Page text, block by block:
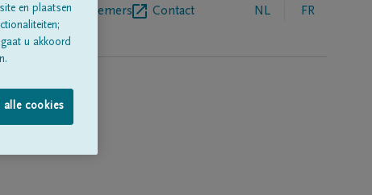
Begrafenisondernemers Contact NL FR
en plaatsen
u akkoord
alle cookies